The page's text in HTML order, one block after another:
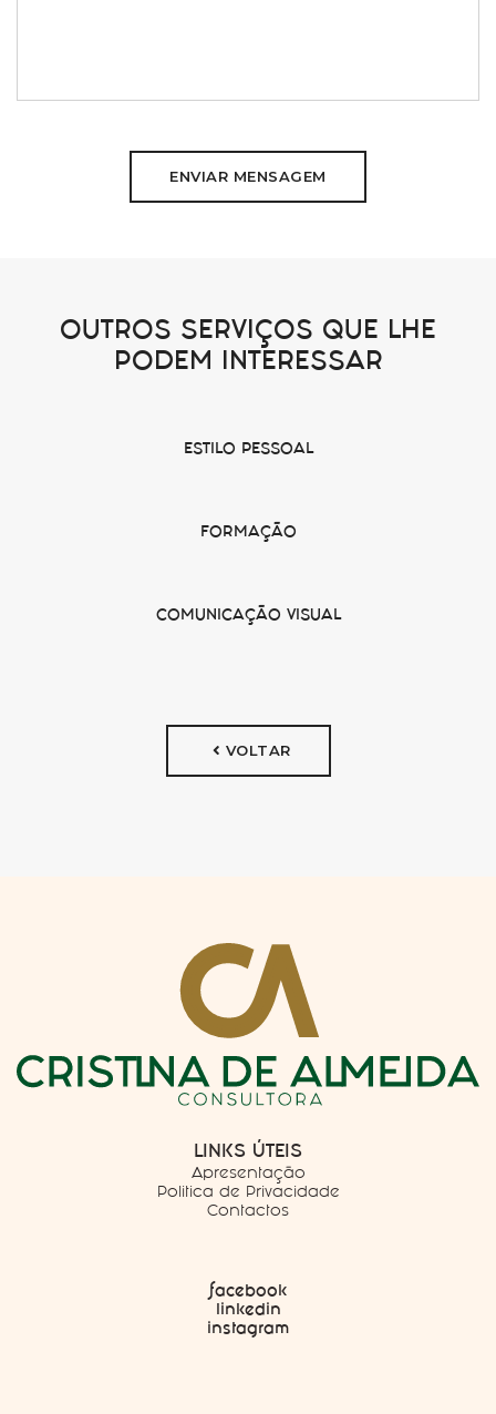
ENVIAR MENSAGEM
OUTROS SERVIÇOS QUE LHE
PODEM INTERESSAR
ESTILO PESSOAL
FORMAÇÃO
COMUNICAÇÃO VISUAL
VOLTAR
LINKS ÚTEIS
Apresentação
Politica de Privacidade
Contactos
facebook
linkedin
instagram